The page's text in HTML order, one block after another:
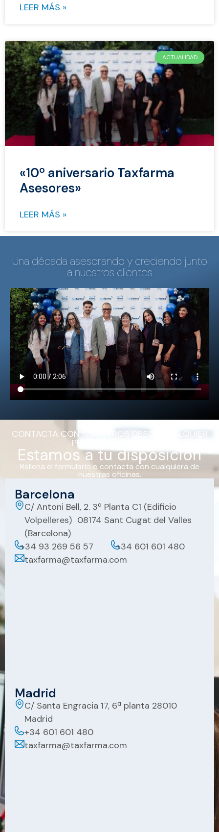
LEER MÁS »
ACTUALIDAD
«10º aniversario Taxfarma
Asesores»
LEER MÁS »
Una década asesorando y creciendo junto
a nuestros clientes
CONTACTA CON NOSOTROS DESDE CUALQUIER
PUNTO DE ESPAÑA
Estamos a tu disposición
Rellena el formulario o contacta con cualquiera de
nuestras oficinas.
Barcelona
C/ Antoni Bell, 2. 3ª Planta C1 (Edificio
Volpelleres) 08174 Sant Cugat del Valles
(Barcelona)
+34 93 269 56 57
+34 601 601 480
taxfarma@taxfarma.com
Madrid
C/ Santa Engracia 17, 6ª planta 28010
Madrid
+34 601 601 480
taxfarma@taxfarma.com